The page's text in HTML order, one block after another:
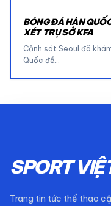
BÓNG ĐÁ HÀN
XÉT TRỤ SỞ KFA
Cảnh sát Seoul đã
Quốc để…
SPORT
Trang tin tức thể thao